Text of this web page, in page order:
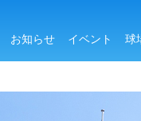
お知らせ イベント 球